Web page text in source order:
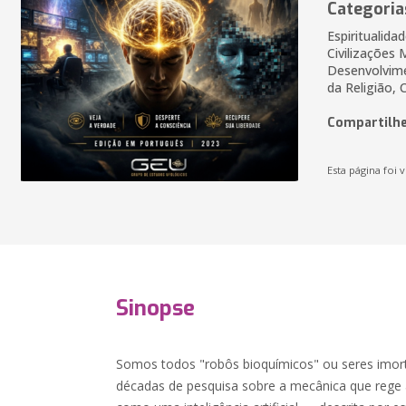
Civilizações
da Religião,
Esta página foi
Sinopse
Somos todos "robôs bioquímicos" ou seres
décadas de pesquisa sobre a mecânica que